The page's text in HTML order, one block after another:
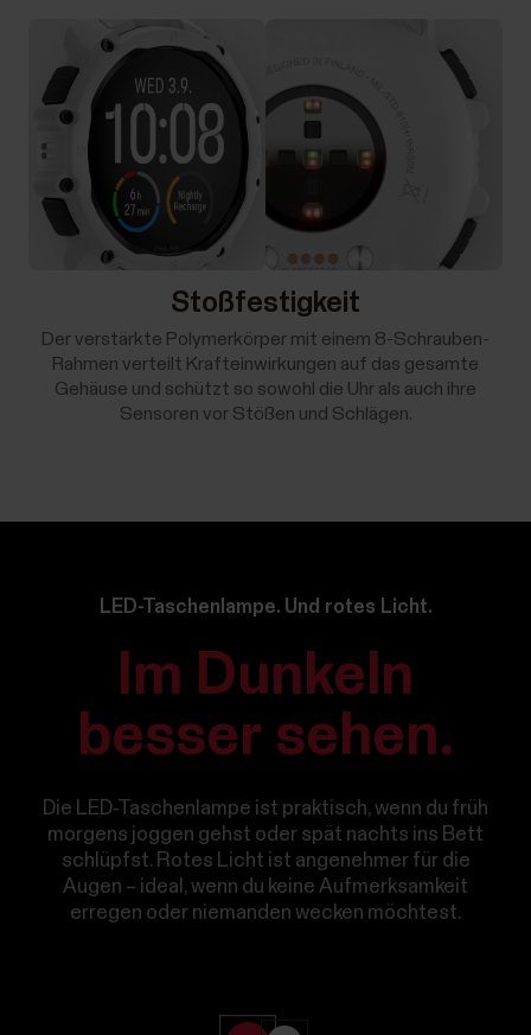
Stoßfestigkeit
Der verstärkte Polymerkörper mit einem 8-Schrauben-
Rahmen verteilt Krafteinwirkungen auf das gesamte
Gehäuse und schützt so sowohl die Uhr als auch ihre
Sensoren vor Stößen und Schlägen.
LED-Taschenlampe. Und rotes Licht.
Im Dunkeln
besser sehen.
Die LED-Taschenlampe ist praktisch, wenn du früh
morgens joggen gehst oder spät nachts ins Bett
schlüpfst. Rotes Licht ist angenehmer für die
Augen – ideal, wenn du keine Aufmerksamkeit
erregen oder niemanden wecken möchtest.